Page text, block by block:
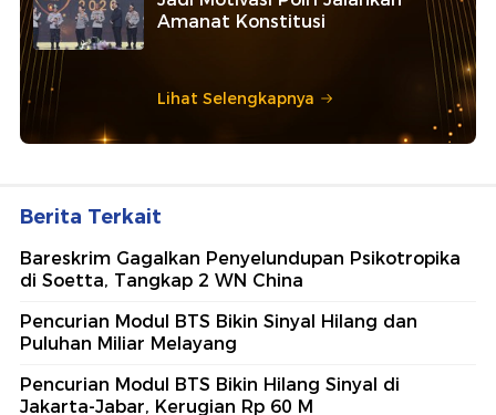
Amanat Konstitusi
Lihat Selengkapnya
Berita Terkait
Bareskrim Gagalkan Penyelundupan Psikotropika
di Soetta, Tangkap 2 WN China
Pencurian Modul BTS Bikin Sinyal Hilang dan
Puluhan Miliar Melayang
Pencurian Modul BTS Bikin Hilang Sinyal di
Jakarta-Jabar, Kerugian Rp 60 M